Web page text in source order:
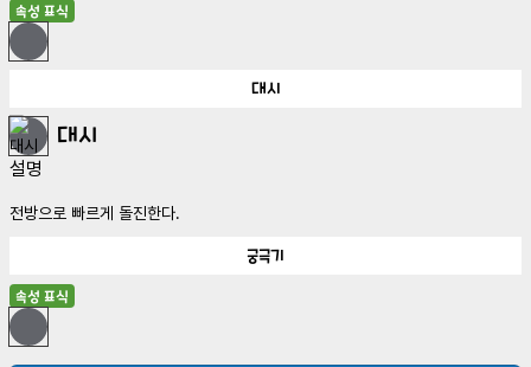
속성 표식
대시
대시
설명
전방으로 빠르게 돌진한다.
궁극기
속성 표식